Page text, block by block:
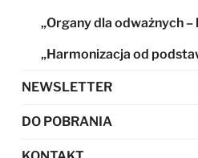
„Organy dla odważnych
„Harmonizacja od
NEWSLETTER
DO POBRANIA